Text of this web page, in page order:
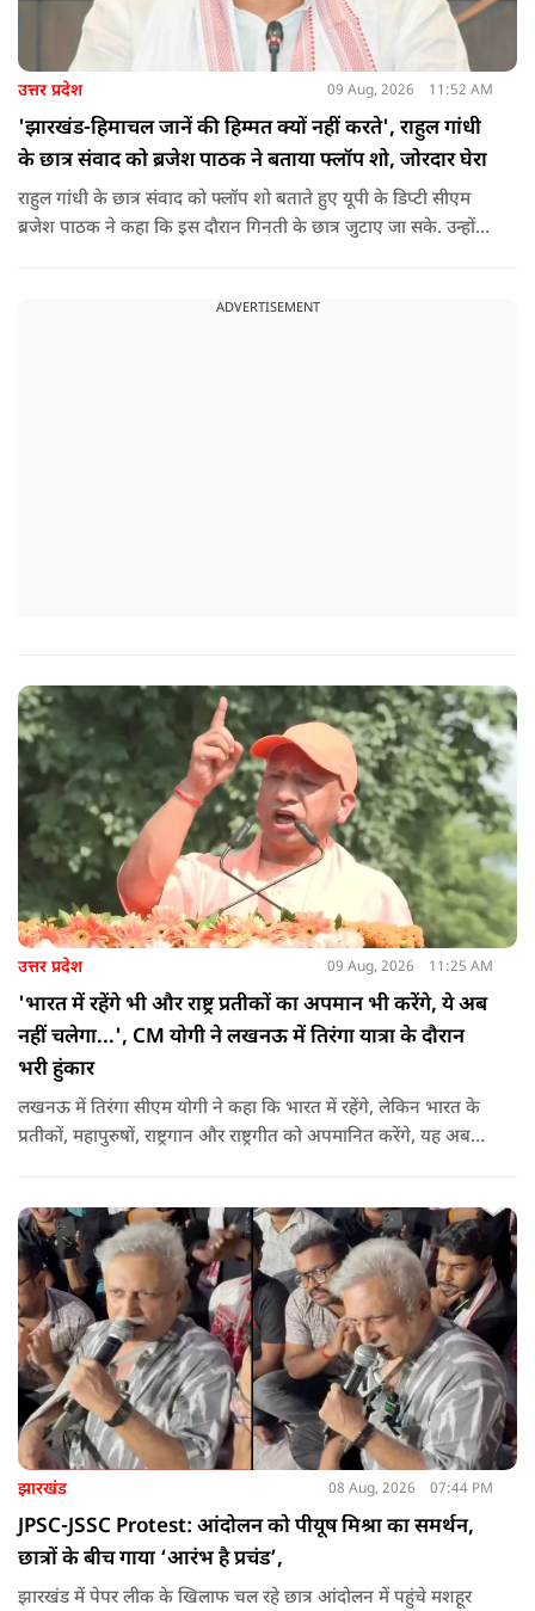
उत्तर प्रदेश 09 Aug, 2026 11:52 AM
'झारखंड-हिमाचल जानें की हिम्मत क्यों नहीं करते', राहुल गांधी
के छात्र संवाद को ब्रजेश पाठक ने बताया फ्लॉप शो, जोरदार घेरा
राहुल गांधी के छात्र संवाद को फ्लॉप शो बताते हुए यूपी के डिप्टी सीएम
ब्रजेश पाठक ने कहा कि इस दौरान गिनती के छात्र जुटाए जा सके. उन्होंने
ADVERTISEMENT
उत्तर प्रदेश 09 Aug, 2026 11:25 AM
'भारत में रहेंगे भी और राष्ट्र प्रतीकों का अपमान भी करेंगे, ये अब
नहीं चलेगा...', CM योगी ने लखनऊ में तिरंगा यात्रा के दौरान
भरी हुंकार
लखनऊ में तिरंगा सीएम योगी ने कहा कि भारत में रहेंगे, लेकिन भारत के
प्रतीकों, महापुरुषों, राष्ट्रगान और राष्ट्रगीत को अपमानित करेंगे, यह अब
की हर चुनौती का सामना करने में सक्षम है.
झारखंड 08 Aug, 2026 07:44 PM
JPSC-JSSC Protest: आंदोलन को पीयूष मिश्रा का समर्थन,
छात्रों के बीच गाया ‘आरंभ है प्रचंड’,
झारखंड में पेपर लीक के खिलाफ चल रहे छात्र आंदोलन में पहुंचे मशहूर